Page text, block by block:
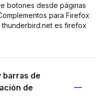
botones desde páginas
para Firefox
es firefox
barras de
de